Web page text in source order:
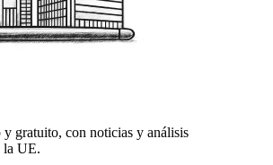
gratuito, con noticias y análisis
la UE.